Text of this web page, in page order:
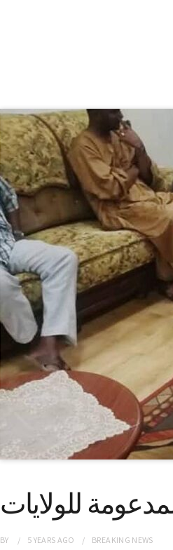
للولايات
BY 5 YEARS AGO BREAKING NEWS